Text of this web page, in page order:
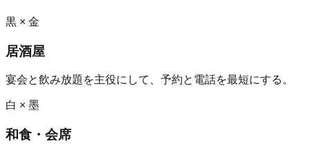
黒 × 金
居酒屋
宴会と飲み放題を主役にして、予約と電話を最短にする。
白 × 墨
和食・会席